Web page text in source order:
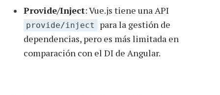
Provide/Inject: Vue.js tiene una API
provide/inject
para la gestión de
dependencias, pero es más limitada en
comparación con el DI de Angular.